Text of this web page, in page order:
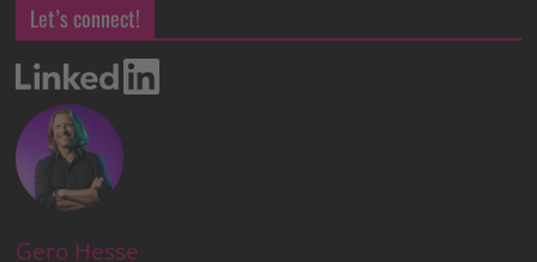
Let’s connect!
Gero Hesse